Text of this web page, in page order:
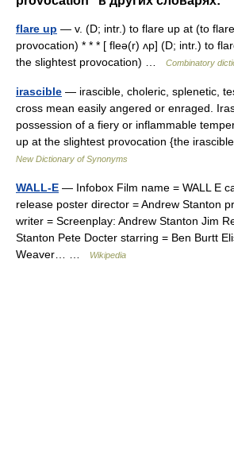
flare up — v. (D; intr.) to flare up at (to
provocation) * * * [ fleə(r) ʌp] (D; intr.) to
the slightest provocation) …
Combinatory
irascible — irascible, choleric, splenetic,
cross mean easily angered or enraged.
possession of a fiery or inflammable
up at the slightest provocation {the
New Dictionary of Synonyms
WALL-E — Infobox Film name = WALL E
release poster director = Andrew Stanton
writer = Screenplay: Andrew Stanton Jim
Stanton Pete Docter starring = Ben Burtt
Weaver… …
Wikipedia